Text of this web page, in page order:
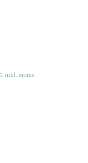
inkl. moms